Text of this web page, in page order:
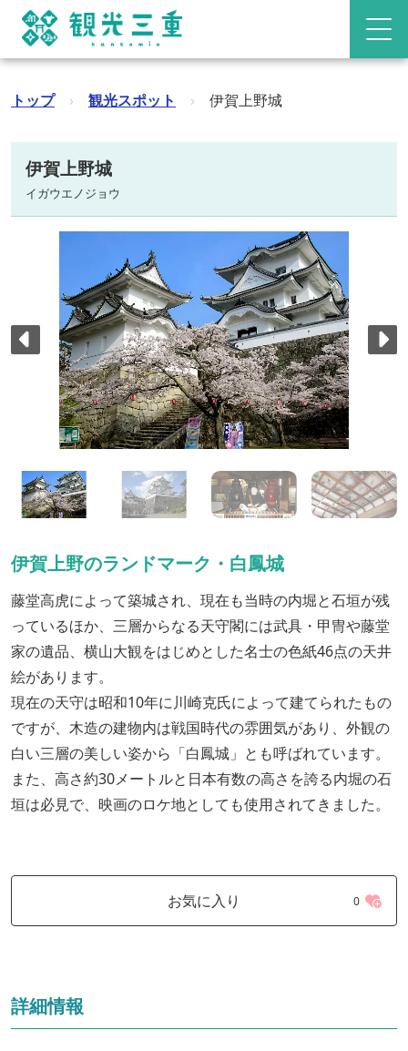
トップ › 観光スポット › 伊賀上野城
伊賀上野城
イガウエノジョウ
伊賀上野のランドマーク・白鳳城
藤堂高虎によって築城され、現在も当時の内堀と石垣が残
っているほか、三層からなる天守閣には武具・甲冑や藤堂
家の遺品、横山大観をはじめとした名士の色紙46点の天井
絵があります。
現在の天守は昭和10年に川崎克氏によって建てられたもの
ですが、木造の建物内は戦国時代の雰囲気があり、外観の
白い三層の美しい姿から「白鳳城」とも呼ばれています。
また、高さ約30メートルと日本有数の高さを誇る内堀の石
垣は必見で、映画のロケ地としても使用されてきました。
お気に入り 0
詳細情報